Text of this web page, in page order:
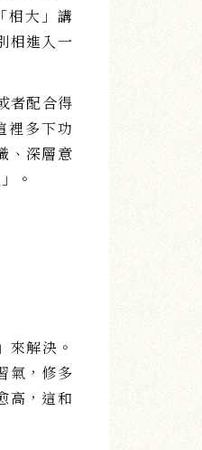
相大」講
相進入一
者配合得
裡多下功
、深層意
。
解決。
氣，修多
高，這和